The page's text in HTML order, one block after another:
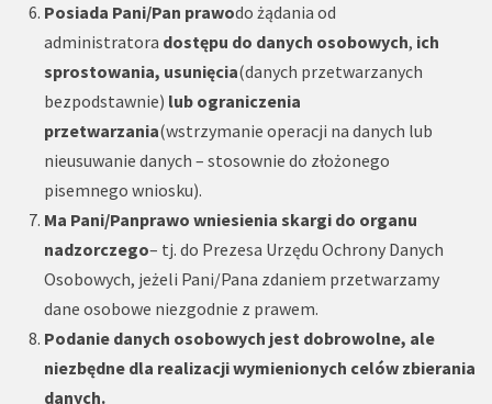
Posiada Pani/Pan prawodo żądania od
administratora dostępu do danych osobowych, ich
sprostowania, usunięcia(danych przetwarzanych
bezpodstawnie) lub ograniczenia
przetwarzania(wstrzymanie operacji na danych lub
nieusuwanie danych – stosownie do złożonego
pisemnego wniosku).
Ma Pani/Panprawo wniesienia skargi do organu
nadzorczego– tj. do Prezesa Urzędu Ochrony Danych
Osobowych, jeżeli Pani/Pana zdaniem przetwarzamy
dane osobowe niezgodnie z prawem.
Podanie danych osobowych jest dobrowolne, ale
niezbędne dla realizacji wymienionych celów zbierania
danych.